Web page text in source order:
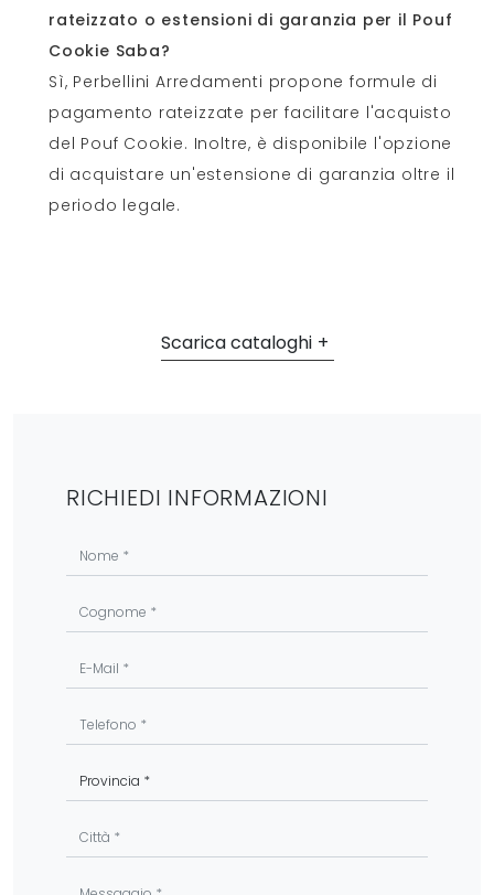
rateizzato o estensioni di garanzia per il Pouf
Cookie Saba?
Sì, Perbellini Arredamenti propone formule di
pagamento rateizzate per facilitare l'acquisto
del Pouf Cookie. Inoltre, è disponibile l'opzione
di acquistare un'estensione di garanzia oltre il
periodo legale.
Scarica cataloghi
RICHIEDI INFORMAZIONI